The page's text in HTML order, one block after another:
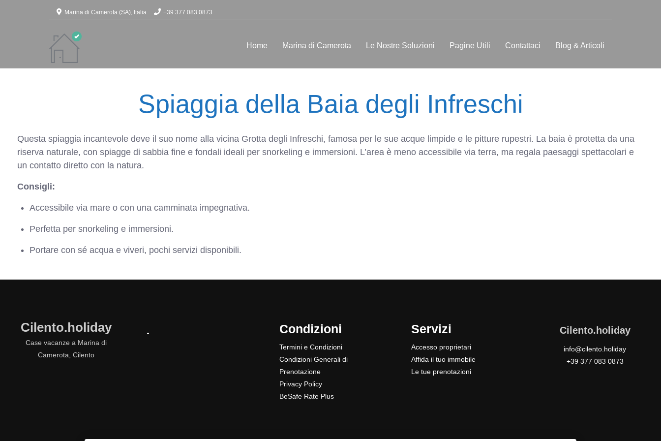
Marina di Camerota (SA), Italia +39 377 083 0873
Home Marina di Camerota Le Nostre Soluzioni Pagine Utili Contattaci Blog & Articoli
Spiaggia della Baia degli Infreschi
Questa spiaggia incantevole deve il suo nome alla vicina Grotta degli Infreschi, famosa per le sue acque limpide e le pitture rupestri. La baia è protetta da una
riserva naturale, con spiagge di sabbia fine e fondali ideali per snorkeling e immersioni. L’area è meno accessibile via terra, ma regala paesaggi spettacolari e
un contatto diretto con la natura.
Consigli:
Accessibile via mare o con una camminata impegnativa.
Perfetta per snorkeling e immersioni.
Portare con sé acqua e viveri, pochi servizi disponibili.
Cilento.holiday
Case vacanze a Marina di
Camerota, Cilento
Condizioni
Termini e Condizioni
Condizioni Generali di
Prenotazione
Privacy Policy
BeSafe Rate Plus
Servizi
Accesso proprietari
Affida il tuo immobile
Le tue prenotazioni
Cilento.holiday
info@cilento.holiday
+39 377 083 0873